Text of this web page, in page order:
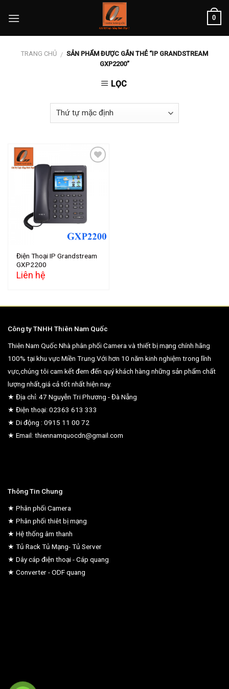
0
TRANG CHỦ / SẢN PHẨM ĐƯỢC GẮN THẺ “IP GRANDSTREAM
GXP2200”
LỌC
Điện Thoại IP Grandstream
GXP2200
Liên hệ
Công ty TNHH Thiên Nam Quốc
Thiên Nam Quốc Nhà phân phối Camera và thiết bị mạng chính hãng
100% tại khu vực Miền Trung.Với hơn 10 năm kinh nghiệm trong lĩnh
vực,chúng tôi cam kết đem đến quý khách hàng những sản phẩm chất
lượng nhất,giá cả tốt nhất hiện nay.
★ Địa chỉ: 47 Nguyễn Tri Phương - Đà Nẵng
★ Điện thoại: 02363 613 333
★ Di động : 0915 11 00 72
★ Email: thiennamquocdn@gmail.com
Thông Tin Chung
★ Phân phối Camera
★ Phân phối thiêt bị mạng
★ Hệ thống âm thanh
★ Tủ Rack Tủ Mạng- Tủ Server
★ Dây cáp điện thoại - Cáp quang
★ Converter - ODF quang